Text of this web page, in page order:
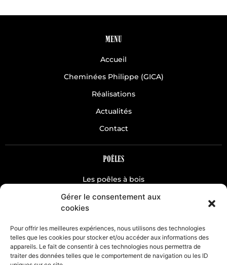
Gérer le consentement aux
cookies
Pour offrir les meilleures expériences, nous utilisons des technologies
telles que les cookies pour stocker et/ou accéder aux informations des
appareils. Le fait de consentir à ces technologies nous permettra de
traiter des données telles que le comportement de navigation ou les ID
MENU
Accueil
Cheminées Philippe (GICA)
Réalisations
Actualités
Contact
POÊLES
Les poêles à bois
Les poêles à pellets
CHEMINÉES
Classique